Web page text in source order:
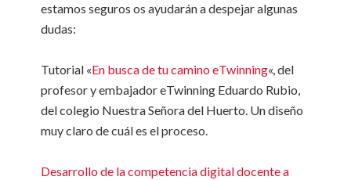
estamos seguros os ayudarán a despejar algunas
dudas:
Tutorial «En busca de tu camino eTwinning«, del
profesor y embajador eTwinning Eduardo Rubio,
del colegio Nuestra Señora del Huerto. Un diseño
muy claro de cuál es el proceso.
Desarrollo de la competencia digital docente a